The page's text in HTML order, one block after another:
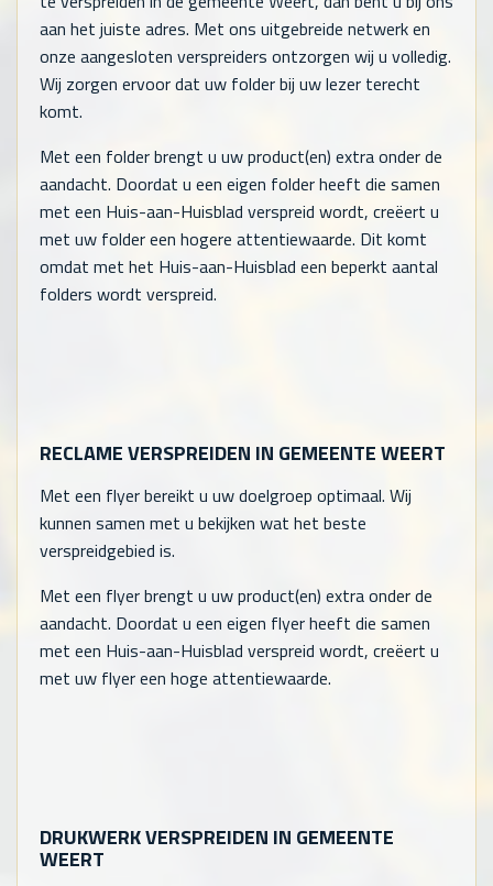
aan het juiste adres. Met ons uitgebreide netwerk en
onze aangesloten verspreiders ontzorgen wij u volledig.
Wij zorgen ervoor dat uw folder bij uw lezer terecht
komt.
Met een folder brengt u uw product(en) extra onder de
aandacht. Doordat u een eigen folder heeft die samen
met een Huis-aan-Huisblad verspreid wordt, creëert u
met uw folder een hogere attentiewaarde. Dit komt
omdat met het Huis-aan-Huisblad een beperkt aantal
folders wordt verspreid.
RECLAME VERSPREIDEN IN GEMEENTE WEERT
Met een flyer bereikt u uw doelgroep optimaal. Wij
kunnen samen met u bekijken wat het beste
verspreidgebied is.
Met een flyer brengt u uw product(en) extra onder de
aandacht. Doordat u een eigen flyer heeft die samen
met een Huis-aan-Huisblad verspreid wordt, creëert u
met uw flyer een hoge attentiewaarde.
DRUKWERK VERSPREIDEN IN GEMEENTE
WEERT